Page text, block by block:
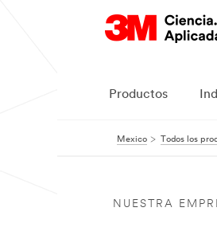
Productos
Mexico Todos los
NUESTRA